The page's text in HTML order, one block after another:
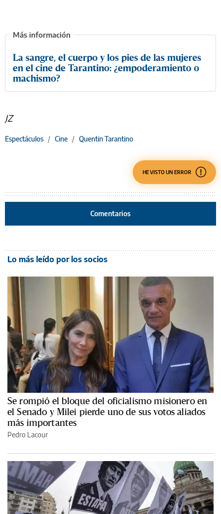
La sangre, el cuerpo y los pies de las mujeres
en el cine de Tarantino: ¿empoderamiento o
machismo?
JZ
Espectáculos / Cine / Quentin Tarantino
HE VISTO UN ERROR
Comentarios
Lo más leído por los socios
Se rompió el bloque del oficialismo misionero en
el Senado y Milei pierde uno de sus votos aliados
más importantes
Pedro Lacour